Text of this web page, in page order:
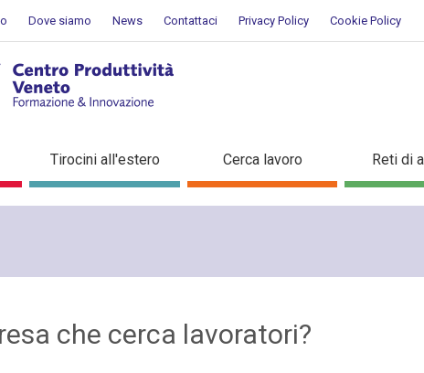
Dove siamo News Contattaci Privacy Policy Cookie Policy
cercano lavoratori
Tirocini all'estero Cerca lavoro Reti di
che cerca lavoratori?